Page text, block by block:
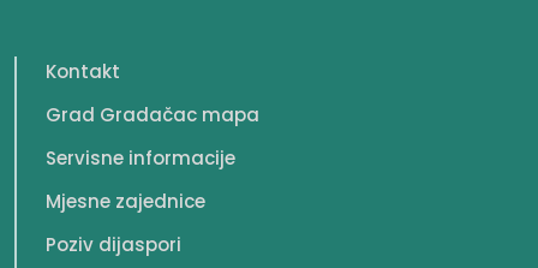
Kontakt
Grad Gradačac mapa
Servisne informacije
Mjesne zajednice
Poziv dijaspori